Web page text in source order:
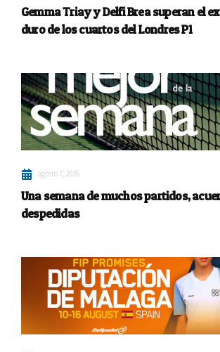
Gemma Triay y Delfi Brea superan el
duro de los cuartos del Londres P1
agosto 7, 2026
Una semana de muchos partidos,
despedidas